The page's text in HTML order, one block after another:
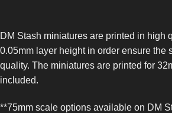
DM Stash miniatures are printed in high
0.05mm layer height in order ensure the
quality. The miniatures are printed for
included.
**75mm scale options available on DM